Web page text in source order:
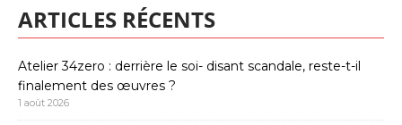
ARTICLES RÉCENTS
Atelier 34zero : derrière le soi- disant scandale, reste-t-il
finalement des œuvres ?
1 août 2026